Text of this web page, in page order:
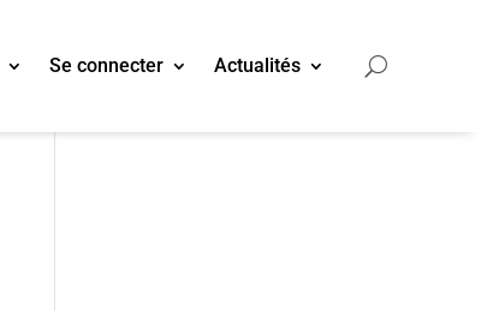
Se connecter Actualités